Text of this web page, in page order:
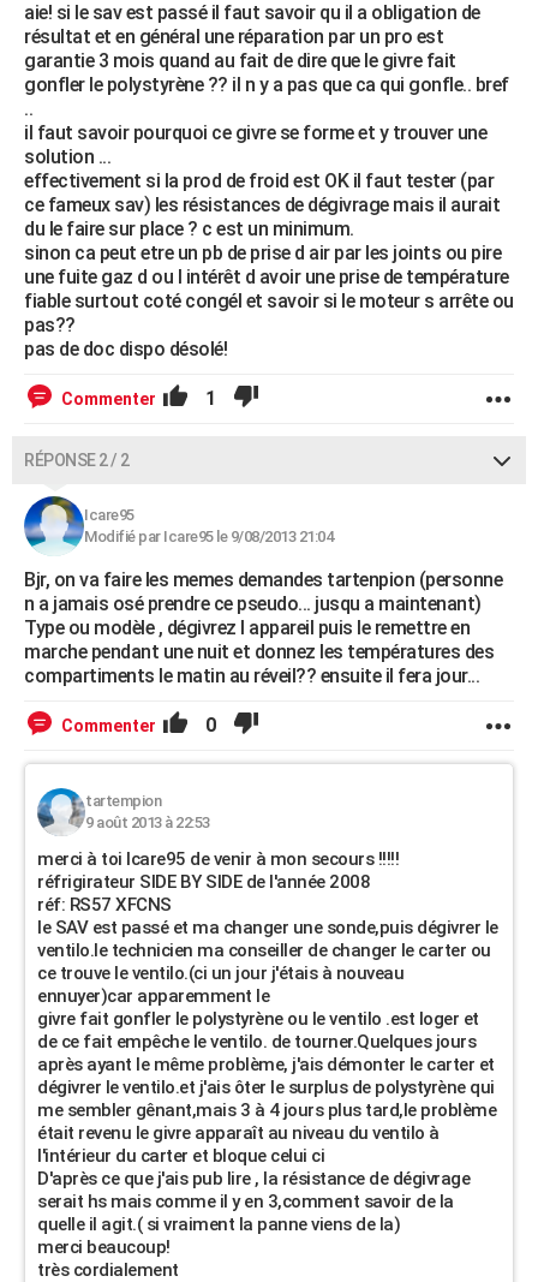
aie! si le sav est passé il faut savoir qu il a obligation de
résultat et en général une réparation par un pro est
garantie 3 mois quand au fait de dire que le givre fait
gonfler le polystyrène ?? il n y a pas que ca qui gonfle.. bref
..
il faut savoir pourquoi ce givre se forme et y trouver une
solution ...
effectivement si la prod de froid est OK il faut tester (par
ce fameux sav) les résistances de dégivrage mais il aurait
du le faire sur place ? c est un minimum.
sinon ca peut etre un pb de prise d air par les joints ou pire
une fuite gaz d ou l intérêt d avoir une prise de température
fiable surtout coté congél et savoir si le moteur s arrête ou
pas??
pas de doc dispo désolé!
Commenter 1
RÉPONSE 2 / 2
Icare95
Modifié par Icare95 le 9/08/2013 21:04
Bjr, on va faire les memes demandes tartenpion (personne
n a jamais osé prendre ce pseudo... jusqu a maintenant)
Type ou modèle , dégivrez l appareil puis le remettre en
marche pendant une nuit et donnez les températures des
compartiments le matin au réveil?? ensuite il fera jour...
Commenter 0
tartempion
9 août 2013 à 22:53
merci à toi Icare95 de venir à mon secours !!!!!
réfrigirateur SIDE BY SIDE de l'année 2008
réf: RS57 XFCNS
le SAV est passé et ma changer une sonde,puis dégivrer le
ventilo.le technicien ma conseiller de changer le carter ou
ce trouve le ventilo.(ci un jour j'étais à nouveau
ennuyer)car apparemment le
givre fait gonfler le polystyrène ou le ventilo .est loger et
de ce fait empêche le ventilo. de tourner.Quelques jours
après ayant le même problème, j'ais démonter le carter et
dégivrer le ventilo.et j'ais ôter le surplus de polystyrène qui
me sembler gênant,mais 3 à 4 jours plus tard,le problème
était revenu le givre apparaît au niveau du ventilo à
l'intérieur du carter et bloque celui ci
D'après ce que j'ais pub lire , la résistance de dégivrage
serait hs mais comme il y en 3,comment savoir de la
quelle il agit.( si vraiment la panne viens de la)
merci beaucoup!
très cordialement